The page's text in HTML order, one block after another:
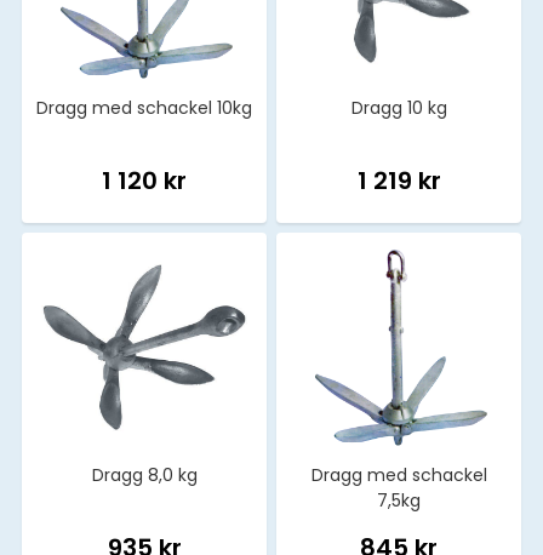
Dragg med schackel 10kg
1 120 kr
Dragg 10 kg
1 219 kr
Dragg 8,0 kg
935 kr
Dragg med schackel
7,5kg
845 kr